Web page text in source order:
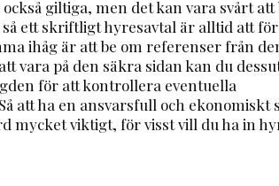
giltiga, men det kan vara svårt att
ett skriftligt hyresavtal är alltid att
ihåg är att be om referenser från
vara på den säkra sidan kan du
för att kontrollera eventuella
att ha en ansvarsfull och ekonomiskt
mycket viktigt, för visst vill du ha in